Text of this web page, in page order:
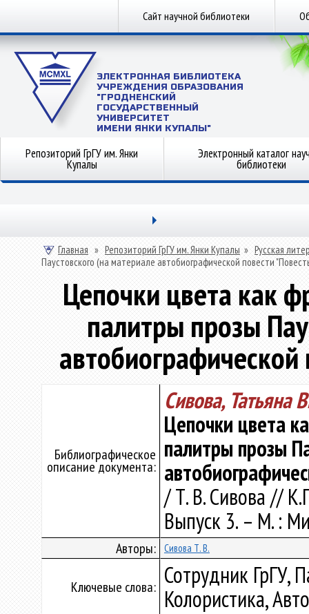
Сайт научной библиотеки
ЭЛЕКТРОННАЯ БИБЛИОТЕКА
УЧРЕЖДЕНИЯ ОБРАЗОВАНИЯ
"ГРОДНЕНСКИЙ
ГОСУДАРСТВЕННЫЙ
УНИВЕРСИТЕТ
ИМЕНИ ЯНКИ КУПАЛЫ"
Репозиторий ГрГУ им. Янки
Купалы
Электронный каталог
библиотеки
Главная » Репозиторий ГрГУ им. Янки Купалы » Русская
Паустовского (на материале автобиографической повести
Цепочки цвета как
палитры прозы
Библиографическое
описание документа:
Сивова, Татьяна
Цепочки цвета
палитры прозы
/ Т. В. Сивова //
Выпуск 3. – М. :
Авторы: Сивова Т. В.
Ключевые слова: Сотрудник ГрГУ,
Колористика,